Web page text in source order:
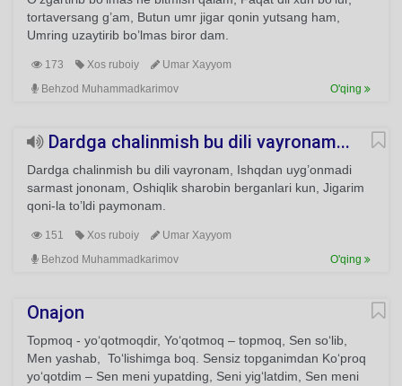
tortaversang g’am, Butun umr jigar qonin yutsang ham,
Umring uzaytirib bo’lmas biror dam.
173 Xos ruboiy
Umar Xayyom
Behzod Muhammadkarimov
O'qing
Dardga chalinmish bu dili vayronam...
Dardga chalinmish bu dili vayronam, Ishqdan uyg’onmadi
sarmast jononam, Oshiqlik sharobin berganlari kun, Jigarim
qoni-la to’ldi paymonam.
151 Xos ruboiy
Umar Xayyom
Behzod Muhammadkarimov
O'qing
Onajon
Topmoq - yo‘qotmoqdir, Yo‘qotmoq – topmoq, Sen so‘lib,
Men yashab, To‘lishimga boq. Sensiz topganimdan Ko‘proq
yo‘qotdim – Sen meni yupatding, Seni yig‘latdim, Sen meni